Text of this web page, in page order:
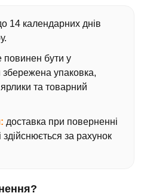
14 календарних днів
повинен бути у
збережена упаковка,
та товарний
доставка при поверненні
за рахунок